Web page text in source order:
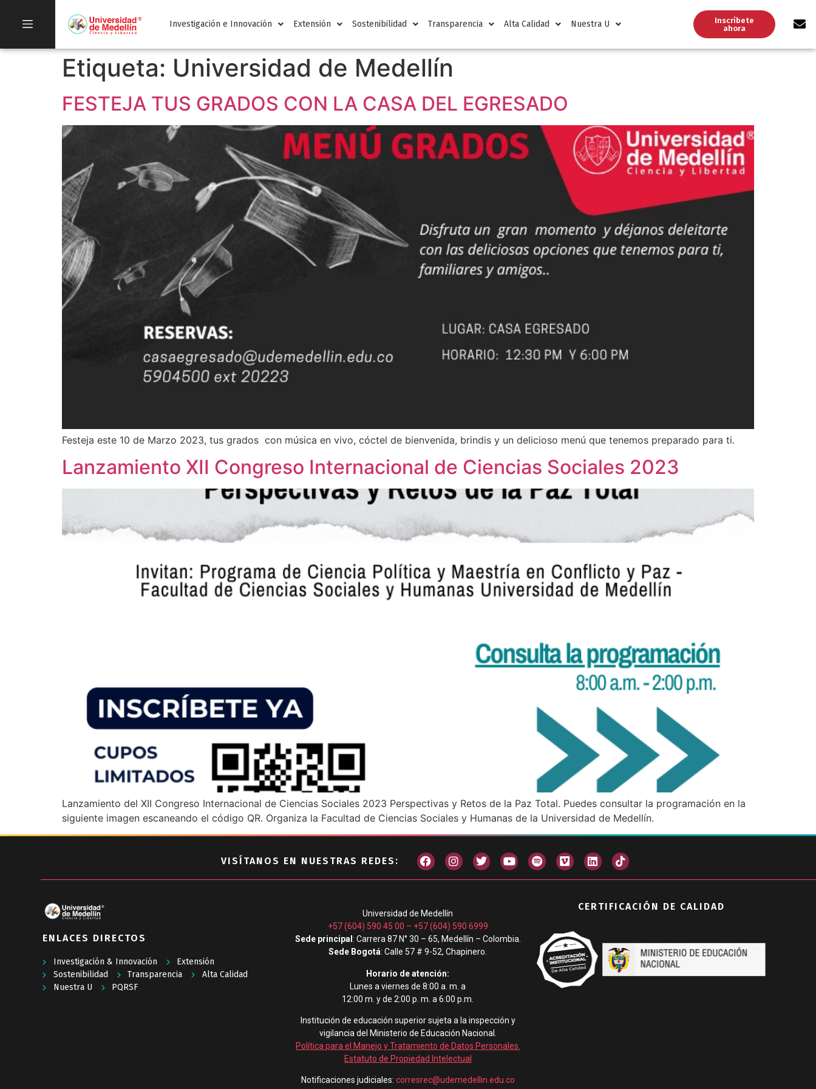
Investigación e Innovación Extensión Sostenibilidad Transparencia Alta Calidad Nuestra U
Inscríbete
ahora
Etiqueta: Universidad de Medellín
FESTEJA TUS GRADOS CON LA CASA DEL EGRESADO
Festeja este 10 de Marzo 2023, tus grados con música en vivo, cóctel de bienvenida, brindis y un delicioso menú que tenemos preparado para ti.
Lanzamiento XII Congreso Internacional de Ciencias Sociales 2023
Lanzamiento del XII Congreso Internacional de Ciencias Sociales 2023 Perspectivas y Retos de la Paz Total. Puedes consultar la programación en la
siguiente imagen escaneando el código QR. Organiza la Facultad de Ciencias Sociales y Humanas de la Universidad de Medellín.
VISÍTANOS EN NUESTRAS REDES:
ENLACES DIRECTOS
Investigación & Innovación
Extensión
Sostenibilidad
Transparencia
Alta Calidad
Nuestra U
PQRSF
Universidad de Medellín
+57 (604) 590 45 00 – +57 (604) 590 6999
Sede principal : Carrera 87 N° 30 – 65, Medellín – Colombia.
Sede Bogotá: Calle 57 # 9-52, Chapinero.
Horario de atención:
Lunes a viernes de 8:00 a. m. a
12:00 m. y de 2:00 p. m. a 6:00 p.m.
Institución de educación superior sujeta a la inspección y
vigilancia del Ministerio de Educación Nacional.
Política para el Manejo y Tratamiento de Datos Personales
Estatuto de Propiedad Intelectual
Notificaciones judiciales: corresrec@udemedellin.edu.co
CERTIFICACIÓN DE CALIDAD